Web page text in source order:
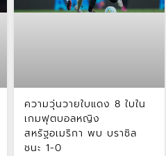
ความวุ่นวายใบแดง 8 ใบใน
เกมฟุตบอลหญิง
สหรัฐอเมริกา พบ บราซิล
ชนะ 1-0